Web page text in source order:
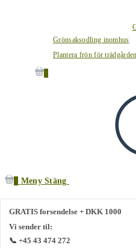
Grönsaksodling inomhus
Plantera frön för
Meny Stäng
GRATIS forsendelse + DKK 1000
Vi sender til:
📞 +45 43 474 272